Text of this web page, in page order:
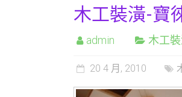
木工裝潢-寶
admin 木工
20 4 月, 2010